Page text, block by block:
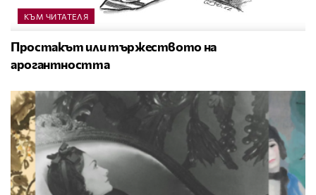
КЪМ ЧИТАТЕЛЯ
Простакът или тържеството на
арогантността